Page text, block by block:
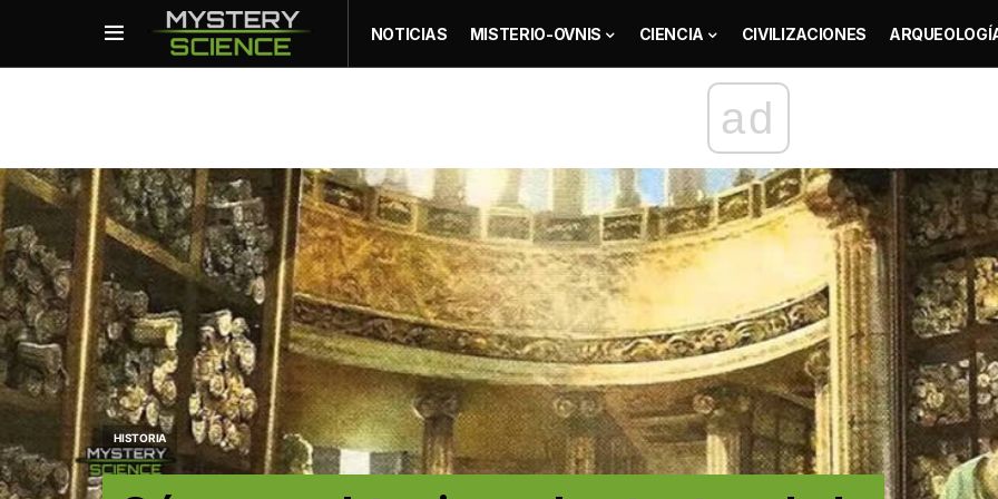
NOTICIAS MISTERIO-OVNIS CIENCIA CIVILIZACIONES
ad
HISTORIA